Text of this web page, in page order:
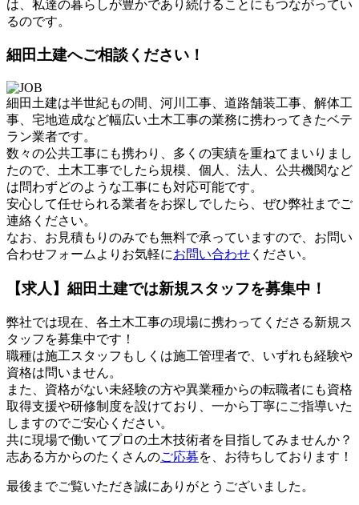
は、私達の暮らしが豊かであり続けることにもつながってい
るのです。
細田土建へご相談ください！
細田土建は半世紀もの間、河川工事、道路舗装工事、解体工
事、宅地造成など幅広い土木工事の業務に携わってきたベテ
ラン業者です。
数々の公共工事にも携わり、多くの実績を重ねてまいりまし
たので、土木工事でしたら規模、個人、法人、公共機関など
は問わずどのような工事にも対応可能です。
安心して任せられる業者をお探しでしたら、ぜひ弊社までご
連絡ください。
なお、お見積もりのみでも無料で承っていますので、お問い
合わせフォームよりお気軽にお問い合わせ ください。
【求人】細田土建では新規スタッフを募集中！
弊社では現在、各土木工事の現場に携わってくださる新規ス
タッフを募集中です！
職種は施工スタッフもしくは施工管理者で、いずれも経験や
資格は問いません。
また、資格がない未経験の方や異業種からの転職者にも資格
取得支援や研修制度を設けており、一から丁寧にご指導いた
しますのでご安心ください。
共に現場で働いてプロの土木技術者を目指してみませんか？
志ある方からのたくさんのご応募を、お待ちしております！
最後までご覧いただき誠にありがとうございました。